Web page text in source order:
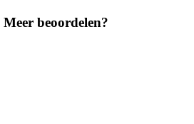
beoordelen?